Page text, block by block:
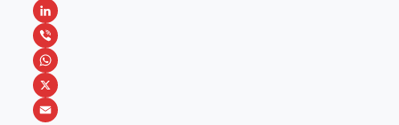
a
c
e
b
o
M
e
s
s
e
L
i
n
k
V
i
b
W
h
X